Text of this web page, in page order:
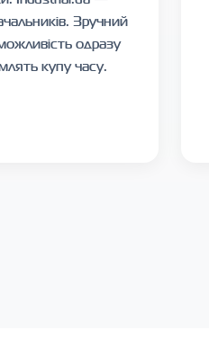
Зручний
одразу
купу часу.